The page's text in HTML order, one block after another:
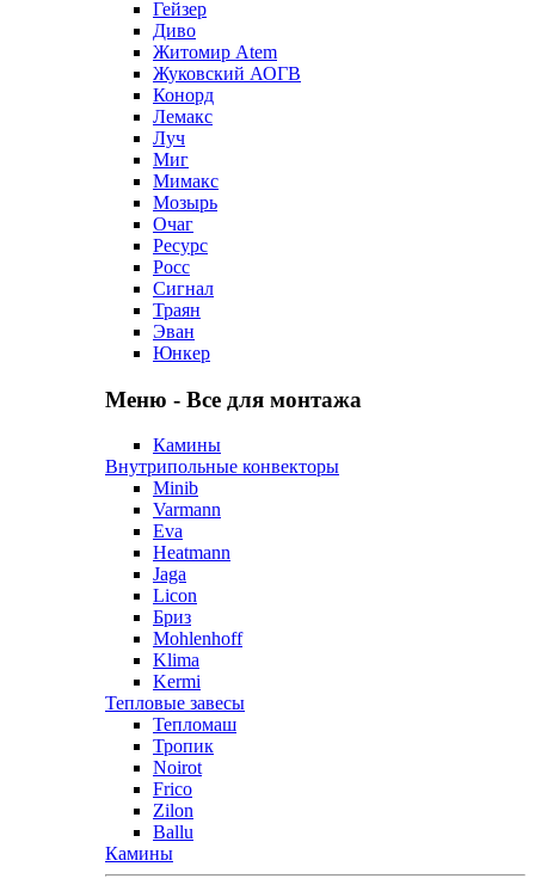
Гейзер
Диво
Житомир Аtem
Жуковский АОГВ
Конорд
Лемакс
Луч
Миг
Мимакс
Мозырь
Очаг
Ресурс
Росс
Сигнал
Траян
Эван
Юнкер
Меню - Все для монтажа
Камины
Внутрипольные конвекторы
Minib
Varmann
Eva
Heatmann
Jaga
Licon
Бриз
Mohlenhoff
Klima
Kermi
Тепловые завесы
Тепломаш
Тропик
Noirot
Frico
Zilon
Ballu
Камины